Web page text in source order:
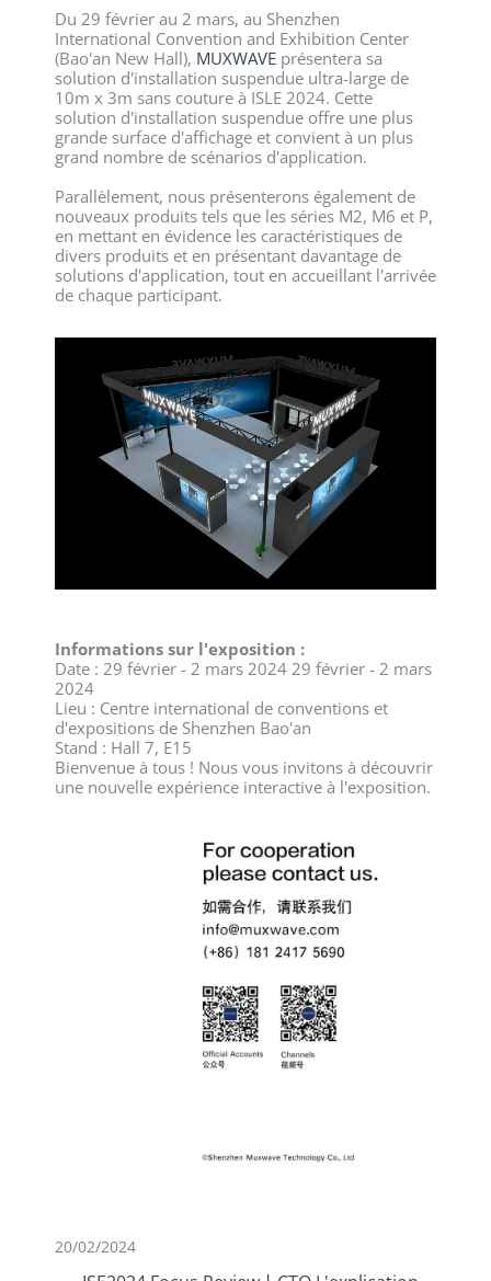
Du 29 février au 2 mars, au Shenzhen
International Convention and Exhibition Center
(Bao'an New Hall), MUXWAVE présentera sa
solution d'installation suspendue ultra-large de
10m x 3m sans couture à ISLE 2024. Cette
solution d'installation suspendue offre une plus
grande surface d'affichage et convient à un plus
grand nombre de scénarios d'application.
Parallèlement, nous présenterons également de
nouveaux produits tels que les séries M2, M6 et P,
en mettant en évidence les caractéristiques de
divers produits et en présentant davantage de
solutions d'application, tout en accueillant l'arrivée
de chaque participant.
Informations sur l'exposition :
Date : 29 février - 2 mars 2024 29 février - 2 mars
2024
Lieu : Centre international de conventions et
d'expositions de Shenzhen Bao'an
Stand : Hall 7, E15
Bienvenue à tous ! Nous vous invitons à découvrir
une nouvelle expérience interactive à l'exposition.
20/02/2024